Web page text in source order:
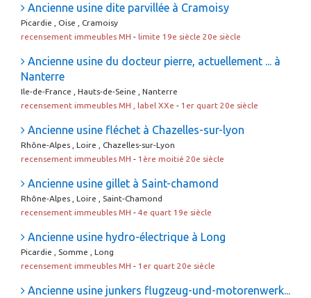
Ancienne usine dite parvillée à Cramoisy
Picardie , Oise , Cramoisy
recensement immeubles MH - limite 19e siècle 20e siècle
Ancienne usine du docteur pierre, actuellement ... à
Nanterre
Ile-de-France , Hauts-de-Seine , Nanterre
recensement immeubles MH , label XXe - 1er quart 20e siècle
Ancienne usine fléchet à Chazelles-sur-lyon
Rhône-Alpes , Loire , Chazelles-sur-Lyon
recensement immeubles MH - 1ère moitié 20e siècle
Ancienne usine gillet à Saint-chamond
Rhône-Alpes , Loire , Saint-Chamond
recensement immeubles MH - 4e quart 19e siècle
Ancienne usine hydro-électrique à Long
Picardie , Somme , Long
recensement immeubles MH - 1er quart 20e siècle
Ancienne usine junkers flugzeug-und-motorenwerk...